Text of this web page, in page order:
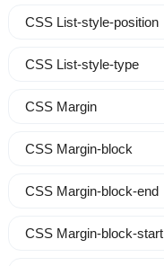
CSS List-style-position
CSS List-style-type
CSS Margin
CSS Margin-block
CSS Margin-block-end
CSS Margin-block-start